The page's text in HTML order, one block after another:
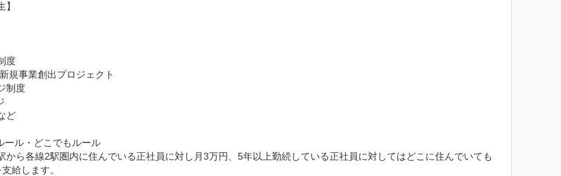
度
規事業創出プロジェクト
制度
ど
ル・どこでもルール
から各線2駅圏内に住んでいる正社員に対し月3万円、5年以上勤続している正社員に対してはどこに住んでいても
給します。